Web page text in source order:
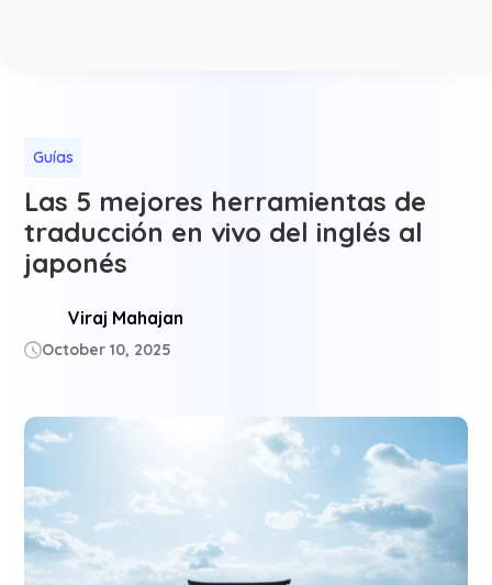
Guías
Las 5 mejores herramientas de
traducción en vivo del inglés al
japonés
Viraj Mahajan
October 10, 2025